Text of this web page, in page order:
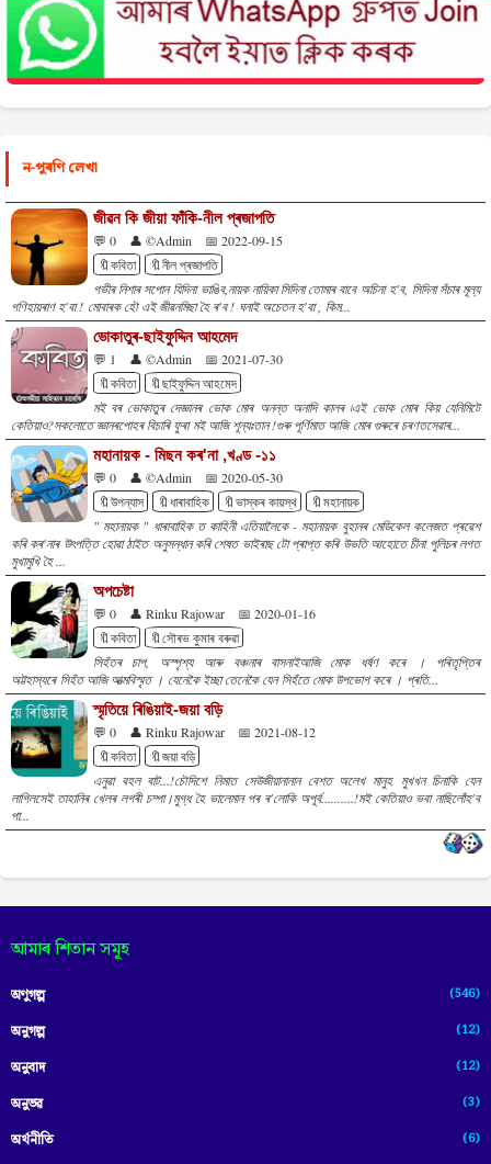
ন-পুৰণি লেখা
জীৱন কি জীয়া ফাঁকি-নীল প্ৰজাপতি
💬 0 👤 ©Admin
📅 2022-09-15
🔖কবিতা
🔖নীল প্ৰজাপতি
গভীৰ নিশাৰ সপোন যিদিনা ভাঙিব,নায়ক নায়িকা সিদিনা তোমাৰ বাবে অচিনা হ'ব, সিদিনা সঁচাৰ মূল্য
গণিহায়ৰাণ হ'বা ! মোবাৰক হৌ এই জীৱনমিছা হৈ ৰ'ব ! ঘনাই অচেতন হ'বা , কিম...
ভোকাতুৰ-ছাইফুদ্দিন আহমেদ
💬 1 👤 ©Admin
📅 2021-07-30
🔖কবিতা
🔖ছাইফুদ্দিন আহমেদ
মই বৰ ভোকাতুৰ দেজ্ঞানৰ ভোক মোৰ অনন্ত অনাদি কালৰ ৷এই ভোক মোৰ কিয় যেনিমিটে
কেতিয়াও?সকলোতে জ্ঞানৰপোহৰ বিচাৰি ফুৰা মই আজি শূন্যঃতান !গুৰু পূৰ্ণিমাত আজি মোৰ গুৰুৰে চৰণতসেৱাৰ...
মহানায়ক - মিছন কৰ'না ,খণ্ড -১১
💬 0 👤 ©Admin
📅 2020-05-30
🔖উপন্যাস
🔖ধাৰাবাহিক 🔖ভাস্কৰ কায়স্থ
🔖মহানায়ক
" মহানায়ক " ধাৰাবাহিক ত কাহিনী এতিয়ালৈকে - মহানায়ক বুহানৰ মেডিকেল কলেজত প্ৰৱেশ
কৰি কৰ'নাৰ উৎপত্তি হোৱা ঠাইত অনুসন্ধান কৰি শেষত ভাইৰাছ টো প্ৰাপ্ত কৰি উভতি আহোতে চীনা পুলিচৰ লগত
মুখামুখি হৈ ...
অপচেষ্টা
💬 0 👤 Rinku Rajowar
📅 2020-01-16
🔖কবিতা
🔖সৌৰভ কুমাৰ বৰুৱা
সিহঁতৰ চাপ, অস্পৃশ্য আৰু বঞ্চনাৰ বাসনাইআজি মোক ধৰ্ষণ কৰে । পৰিতৃপ্তিৰ
অট্টহাস্যৰে সিহঁত আজি আত্মবিস্মৃত । যেনেকৈ ইচ্ছা তেনেকৈ যেন সিহঁতে মোক উপভোগ কৰে । প্ৰতি...
স্মৃতিয়ে ৰিঙিয়াই-জয়া বড়ি
💬 0 👤 Rinku Rajowar
📅 2021-08-12
🔖কবিতা
🔖জয়া বড়ি
এনুৱা বহল বাট...!চৌদিশে নিমাত সেউজীয়ানানান বেশত অলেখ মানুহ মুখখন চিনাকি যেন
লাগিলসেই তাহানিৰ খেলৰ লগৰী চম্পা।মুগ্ধ হৈ ভালেমান পৰ ৰ'লোকি অপূৰ্ব..........!মই কেতিয়াও ভবা নাছিলোঁহ'ব
পা...
আমাৰ শিতান সমূহ
অণুগল্প (546)
অনুগল্প (12)
অনুবাদ (12)
অনুভৱ (3)
অৰ্থনীতি (6)